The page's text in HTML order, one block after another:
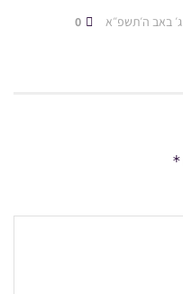
ג׳ באב ה׳תשפ״א
*